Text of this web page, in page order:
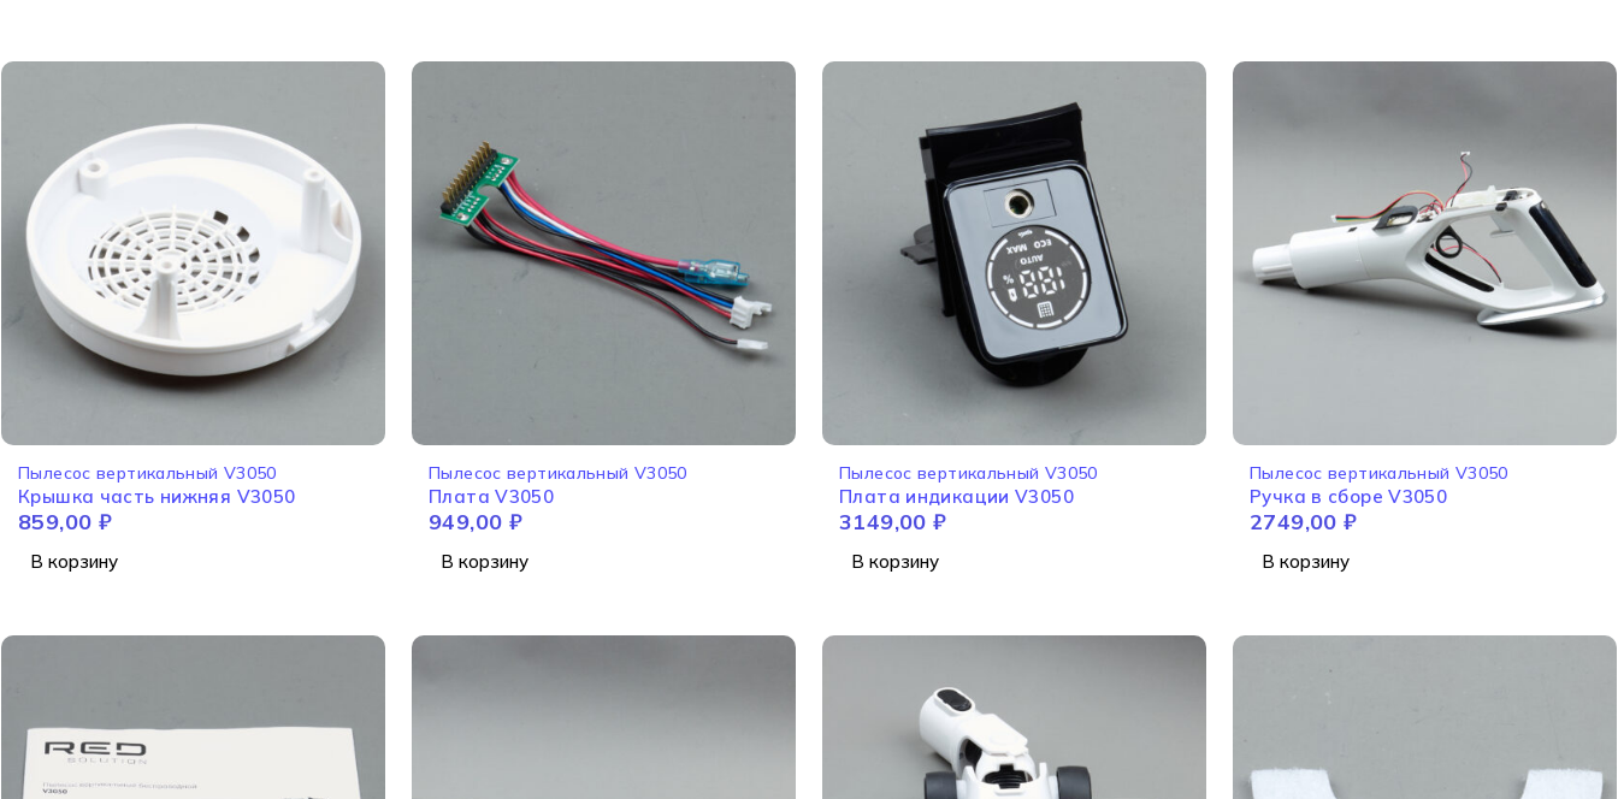
Пылесос вертикальный V3050
Крышка часть нижняя V3050
859,00 ₽
В корзину
Пылесос вертикальный V3050
Плата V3050
949,00 ₽
В корзину
Пылесос вертикальный V3050
Плата индикации V3050
3149,00 ₽
В корзину
Пылесос вертикальный V3050
Ручка в сборе V3050
2749,00 ₽
В корзину